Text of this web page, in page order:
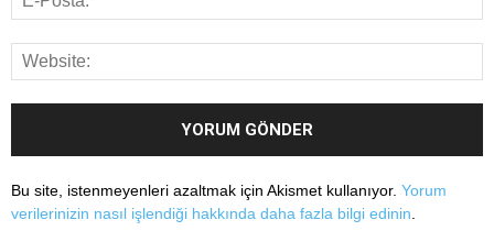
Bu site, istenmeyenleri azaltmak için Akismet kullanıyor. Yorum
verilerinizin nasıl işlendiği hakkında daha fazla bilgi edinin